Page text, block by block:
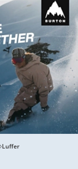
Luffer